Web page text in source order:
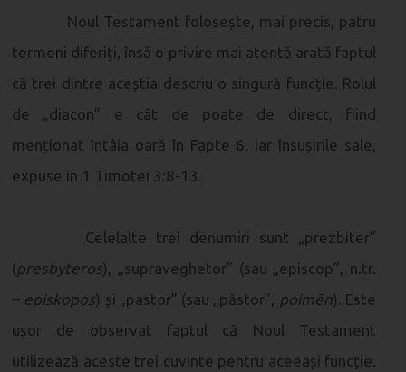
Noul Testament folosește, mai precis, patru
termeni diferiți, însă o privire mai atentă arată faptul
că trei dintre aceștia descriu o singură funcție. Rolul
de „diacon” e cât de poate de direct, fiind
menționat întâia oară în Fapte 6, iar însușirile sale,
expuse în 1 Timotei 3:8-13.
Celelalte trei denumiri sunt „prezbiter”
(presbyteros), „supraveghetor” (sau „episcop”, n.tr.
– episkopos) și „pastor” (sau „păstor”, poimēn). Este
ușor de observat faptul că Noul Testament
utilizează aceste trei cuvinte pentru aceeași funcție.